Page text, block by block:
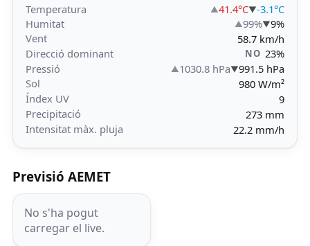
Temperatura 41.4°C -3.1°C
Humitat
99% 9%
Vent
58.7 km/h
Direcció dominant
NO 23%
Pressió
1030.8 hPa 991.5 hPa
Sol
980 W/m²
Índex UV
9
Precipitació
273 mm
Intensitat màx. pluja
22.2 mm/h
Previsió AEMET
No s'ha pogut
carregar el live.